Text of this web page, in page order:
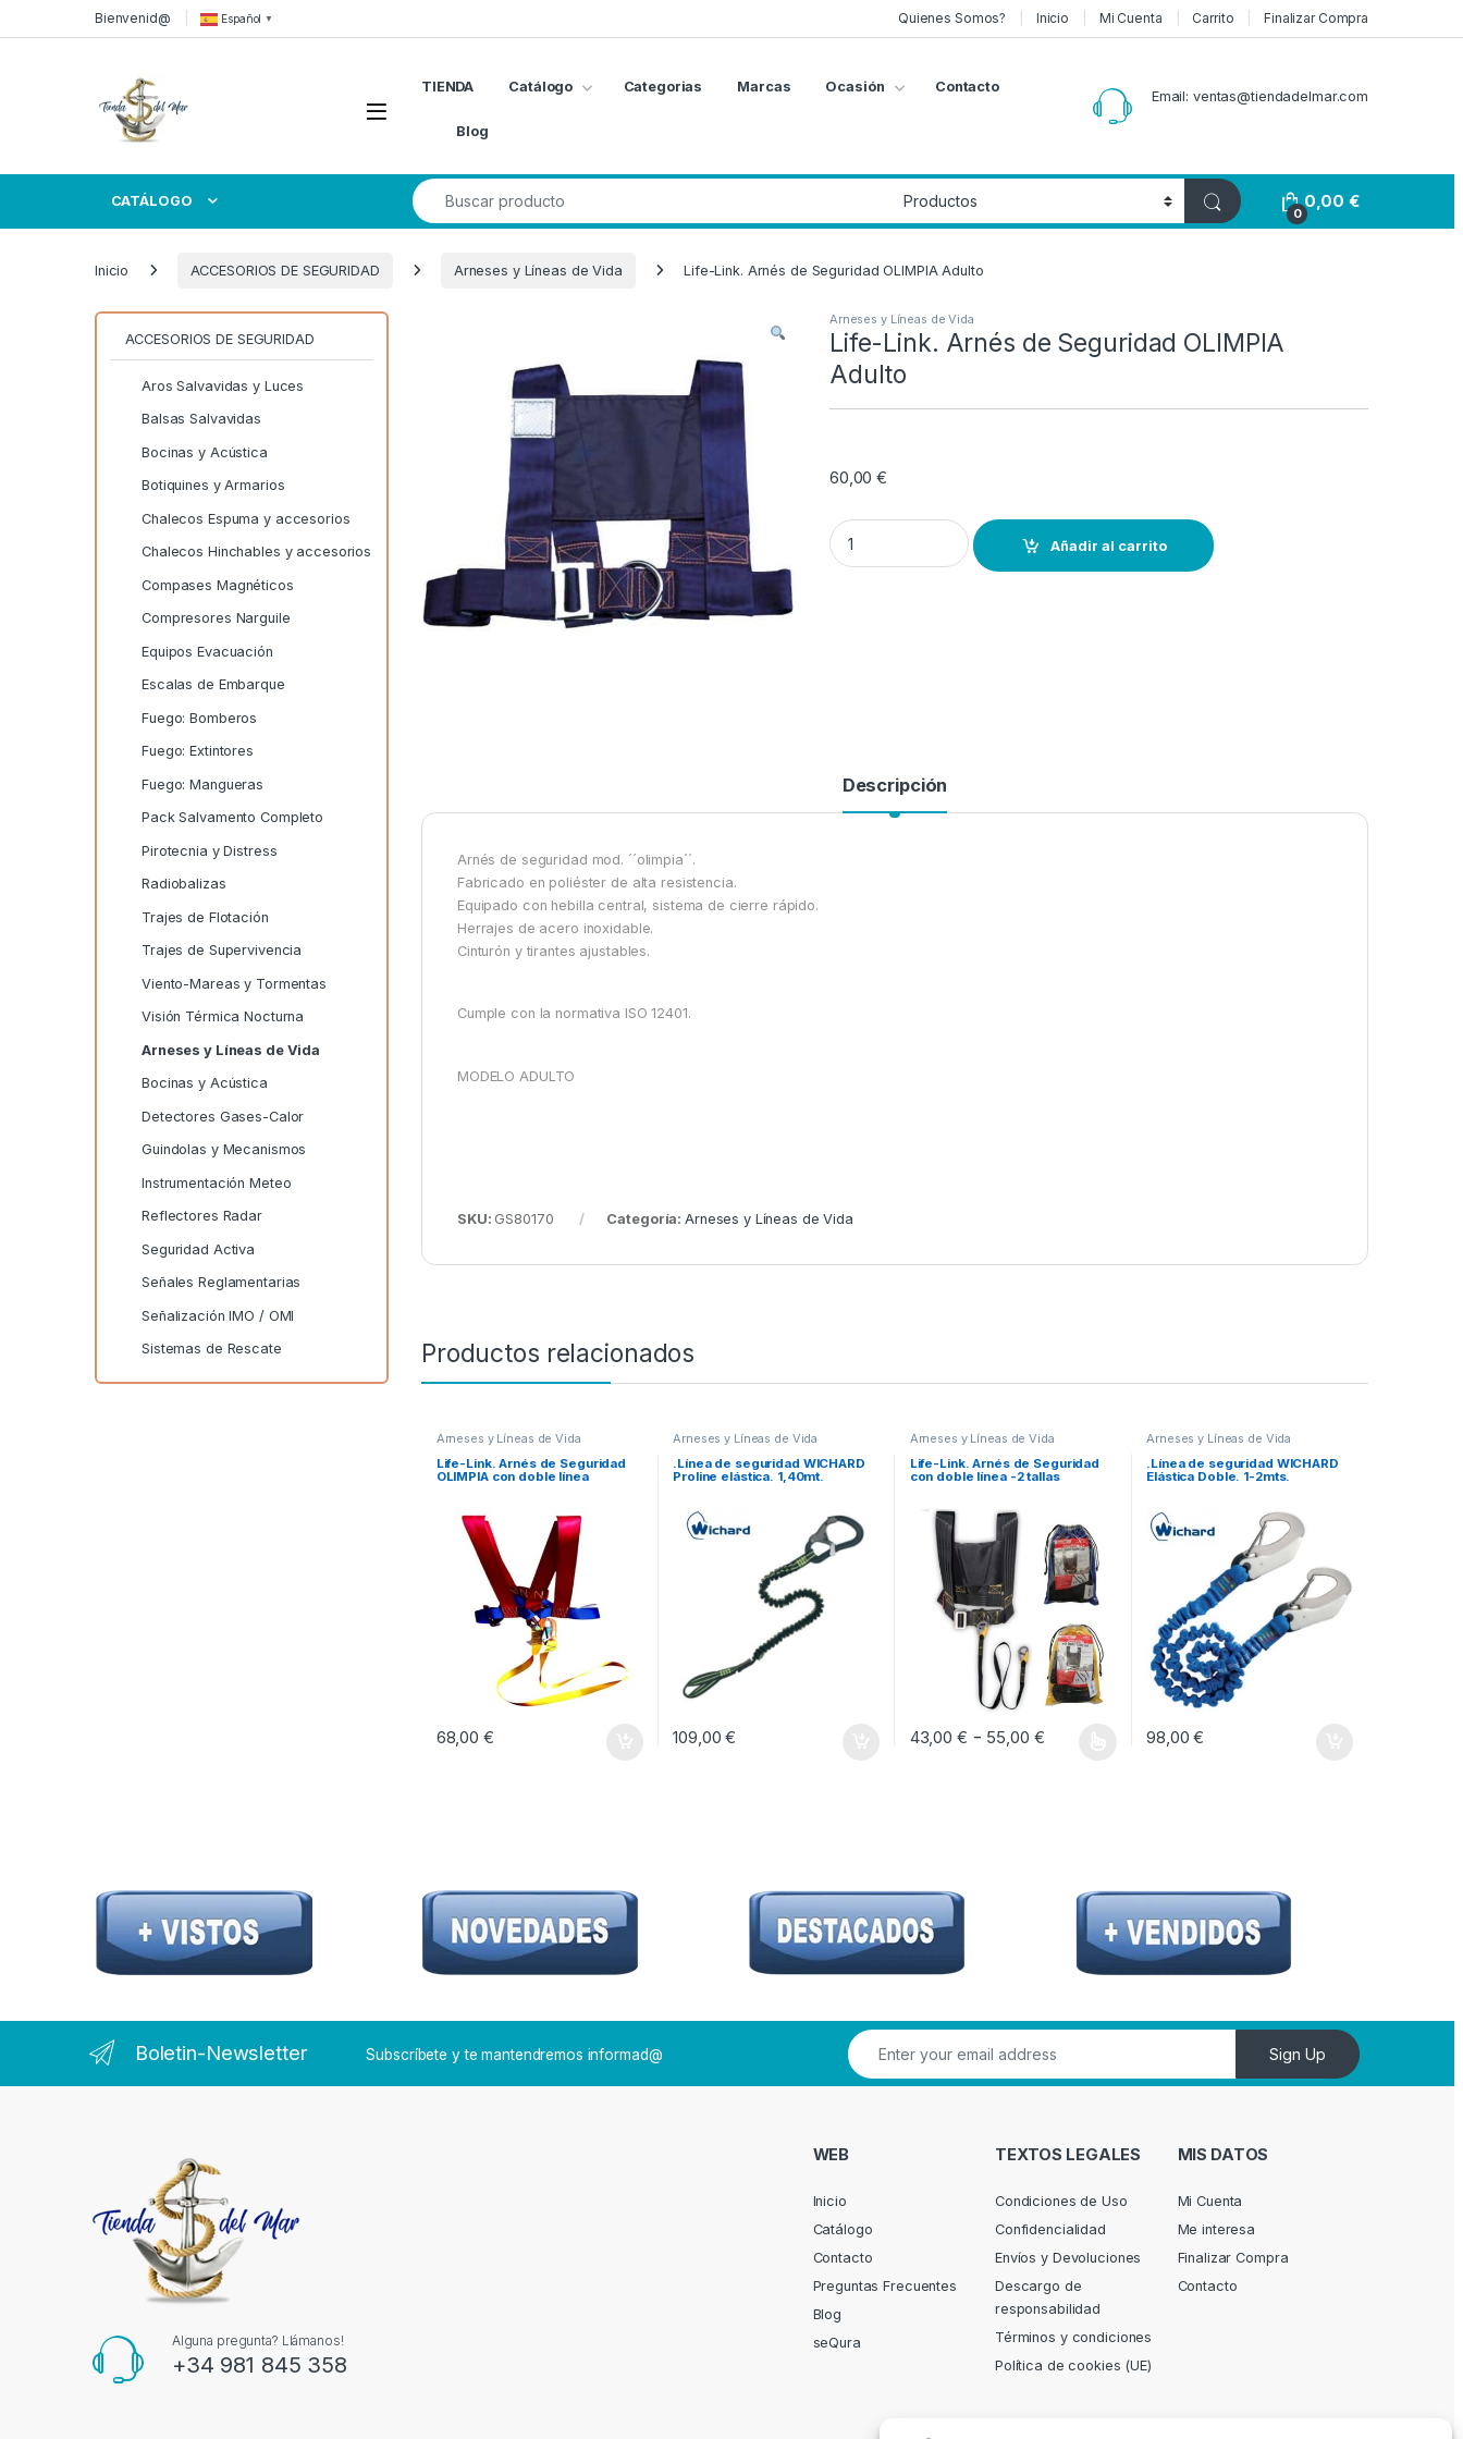
Skip to navigation
Skip to contentBienvenid@ Español ▼ Quienes Somos? Inicio Mi Cuenta Carrito Finalizar Compra
Open
TIENDA Catálogo Categorias Marcas Ocasión Contacto
Blog
Email: ventas@tiendadelmar.com
CATÁLOGO
Search for:
0
0,00€
Inicio ACCESORIOS DE SEGURIDAD Arneses y Líneas de Vida Life-Link. Arnés de Seguridad OLIMPIA Adulto
Arneses y Líneas de Vida
Life-Link. Arnés de Seguridad OLIMPIA
Adulto
60,00€
Life-Link. Arnés de Seguridad OLIMPIA Adulto quantity
Añadir al carrito
Descripción
Arnés de seguridad mod. ´´olimpia´´.
Fabricado en poliéster de alta resistencia.
Equipado con hebilla central, sistema de cierre rápido.
Herrajes de acero inoxidable.
Cinturón y tirantes ajustables.
Cumple con la normativa ISO 12401.
MODELO ADULTO
SKU: GS80170 Categoría:Arneses y Líneas de Vida
Productos relacionados
Arneses y Líneas de Vida
Life-Link. Arnés de Seguridad
OLIMPIA con doble línea
68,00 €
Arneses y Líneas de Vida
.Línea de seguridad WICHARD
Proline elástica. 1,40mt.
109,00€
Arneses y Líneas de Vida
Life-Link. Arnés de Seguridad
con doble línea -2 tallas
43,00 € - 55,00 €Rango de precios: desde 43,00 € hasta
Este producto tiene múltiples variantes. Las opciones se pueden elegir en la
Arneses y Líneas de Vida
.Línea de seguridad WICHARD
Elástica Doble. 1-2mts.
98,00€
ACCESORIOS DE SEGURIDAD
Aros Salvavidas y Luces
Balsas Salvavidas
Bocinas y Acústica
Botiquines y Armarios
Chalecos Espuma y accesorios
Chalecos Hinchables y accesorios
Compases Magnéticos
Compresores Narguile
Equipos Evacuación
Escalas de Embarque
Fuego: Bomberos
Fuego: Extintores
Fuego: Mangueras
Pack Salvamento Completo
Pirotecnia y Distress
Radiobalizas
Trajes de Flotación
Trajes de Supervivencia
Viento-Mareas y Tormentas
Visión Térmica Nocturna
Arneses y Líneas de Vida
Bocinas y Acústica
Detectores Gases-Calor
Guindolas y Mecanismos
Instrumentación Meteo
Reflectores Radar
Seguridad Activa
Señales Reglamentarias
Señalización IMO / OMI
Sistemas de Rescate
Boletin-Newsletter Subscríbete y te mantendremos informad@ Sign Up
Alguna pregunta? Llámanos!
+34 981 845 358
WEB
Inicio
Catálogo
Contacto
Preguntas Frecuentes
Blog
seQura
TEXTOS LEGALES
Condiciones de Uso
Confidencialidad
Envíos y Devoluciones
Descargo de
responsabilidad
Términos y condiciones
Política de cookies (UE)
MIS DATOS
Mi Cuenta
Me interesa
Finalizar Compra
Contacto